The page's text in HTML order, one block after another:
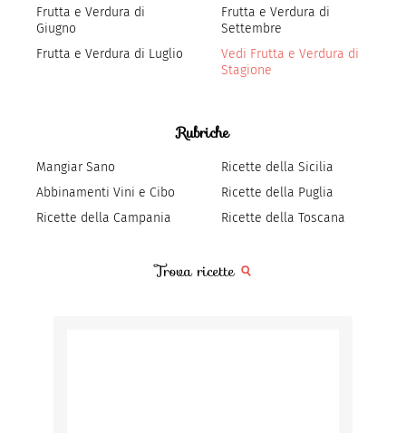
Frutta e Verdura di
Giugno
Frutta e Verdura di Luglio
Frutta e Verdura di
Settembre
Vedi Frutta e Verdura di
Stagione
Rubriche
Mangiar Sano
Abbinamenti Vini e Cibo
Ricette della Campania
Ricette della Sicilia
Ricette della Puglia
Ricette della Toscana
Trova ricette